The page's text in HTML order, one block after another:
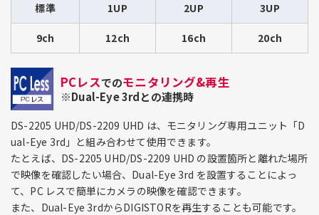
標準 1UP 2UP 3UP
9ch 12ch 16ch 20ch
PCレスでのモニタリング&再生
※Dual-Eye 3rdとの連携時
DS-2205 UHD/DS-2209 UHD は、モニタリング専用ユニット「D
ual-Eye 3rd」と組み合わせて使用できます。
たとえば、DS-2205 UHD/DS-2209 UHD の設置箇所と離れた場所
で映像を確認したい場合、Dual-Eye 3rd を設置することによっ
て、PC レスで簡単にカメラの映像を確認できます。
また、Dual-Eye 3rdからDIGISTORを再生することも可能です。